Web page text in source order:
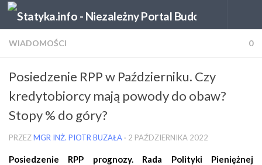
Skip to content
WIADOMOŚCI 0
Posiedzenie RPP w Październiku. Czy
kredytobiorcy mają powody do obaw?
Stopy % do góry?
PRZEZMGR INŻ. PIOTR BUZAŁA · 2 PAŹDZIERNIKA 2022
Posiedzenie RPP prognozy. Rada Polityki Pieniężnej